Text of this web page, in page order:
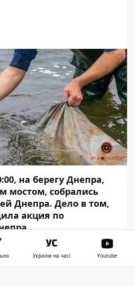
на берегу Днепра,
мостом, собрались
Днепра. Дело в том,
акция по
- рыбаки и
подводной
Україна на часі Youtube